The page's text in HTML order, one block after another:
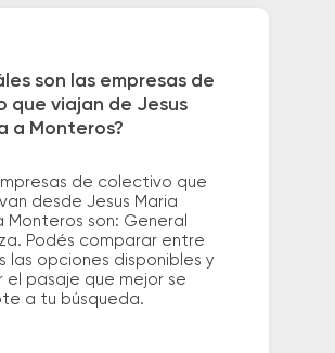
son las empresas de
que viajan de Jesus
a Monteros?
de colectivo que
desde Jesus Maria
Monteros son: General
Podés comparar entre
las opciones disponibles y
el pasaje que mejor se
a tu búsqueda.